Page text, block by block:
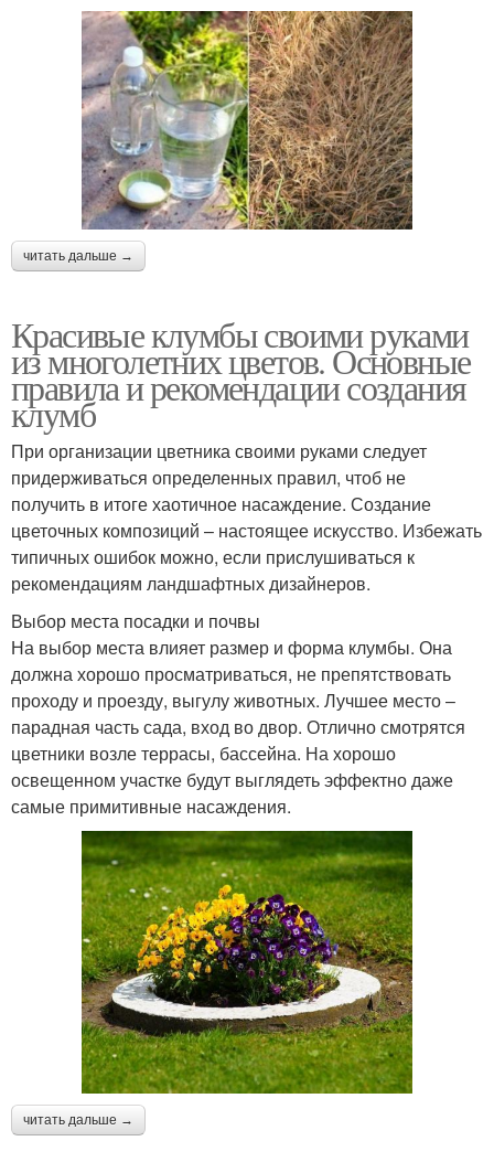
читать дальше →
Красивые клумбы своими руками
из многолетних цветов. Основные
правила и рекомендации создания
клумб
При организации цветника своими руками следует
придерживаться определенных правил, чтоб не
получить в итоге хаотичное насаждение. Создание
цветочных композиций – настоящее искусство. Избежать
типичных ошибок можно, если прислушиваться к
рекомендациям ландшафтных дизайнеров.
Выбор места посадки и почвы
На выбор места влияет размер и форма клумбы. Она
должна хорошо просматриваться, не препятствовать
проходу и проезду, выгулу животных. Лучшее место –
парадная часть сада, вход во двор. Отлично смотрятся
цветники возле террасы, бассейна. На хорошо
освещенном участке будут выглядеть эффектно даже
самые примитивные насаждения.
читать дальше →